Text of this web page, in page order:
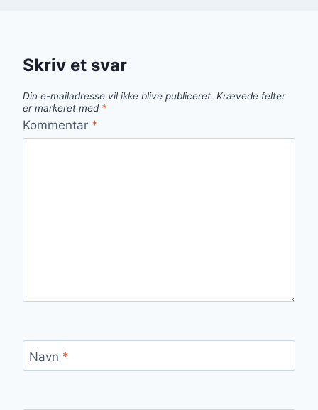
Skriv et svar
Din e-mailadresse vil ikke blive publiceret. Krævede felter
er markeret med *
Kommentar *
Navn *